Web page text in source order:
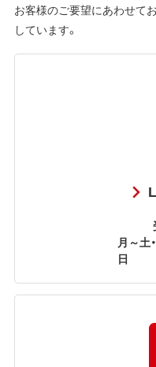
お客様のご要望にあわせて
しています。
月～土
日